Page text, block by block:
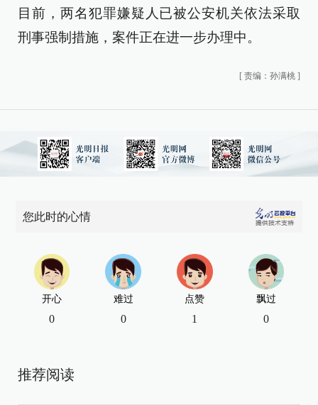
目前，两名犯罪嫌疑人已被公安机关依法采取
刑事强制措施，案件正在进一步办理中。
[ 责编：孙满桃 ]
您此时的心情
开心
0
难过
0
点赞
1
飘过
0
推荐阅读